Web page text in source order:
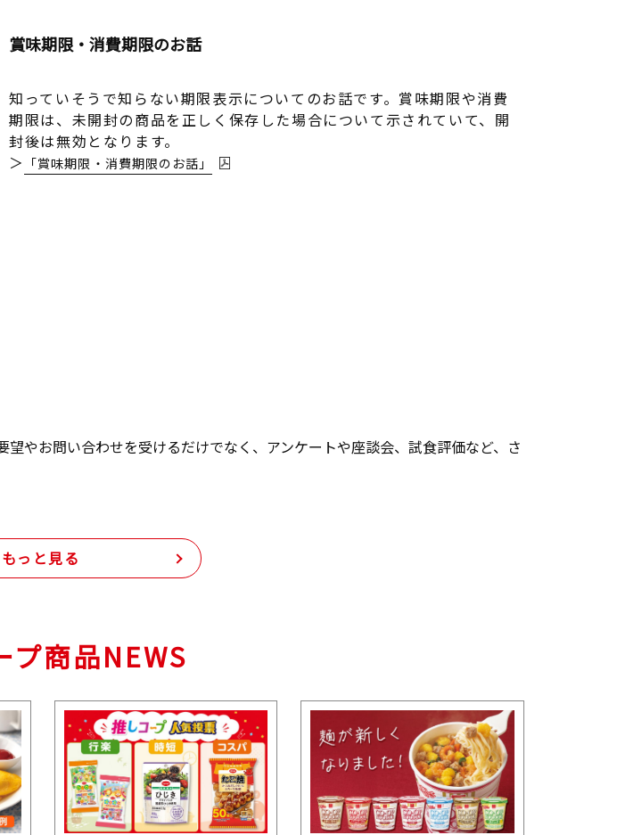
賞味期限・消費期限のお話
知っていそうで知らない期限表示についてのお話です。賞味期限や消費
期限は、未開封の商品を正しく保存した場合について示されていて、開
封後は無効となります。
「賞味期限・消費期限のお話」
やお問い合わせを受けるだけでなく、アンケートや座談会、試食評価など、さ
もっと見る
プ商品NEWS